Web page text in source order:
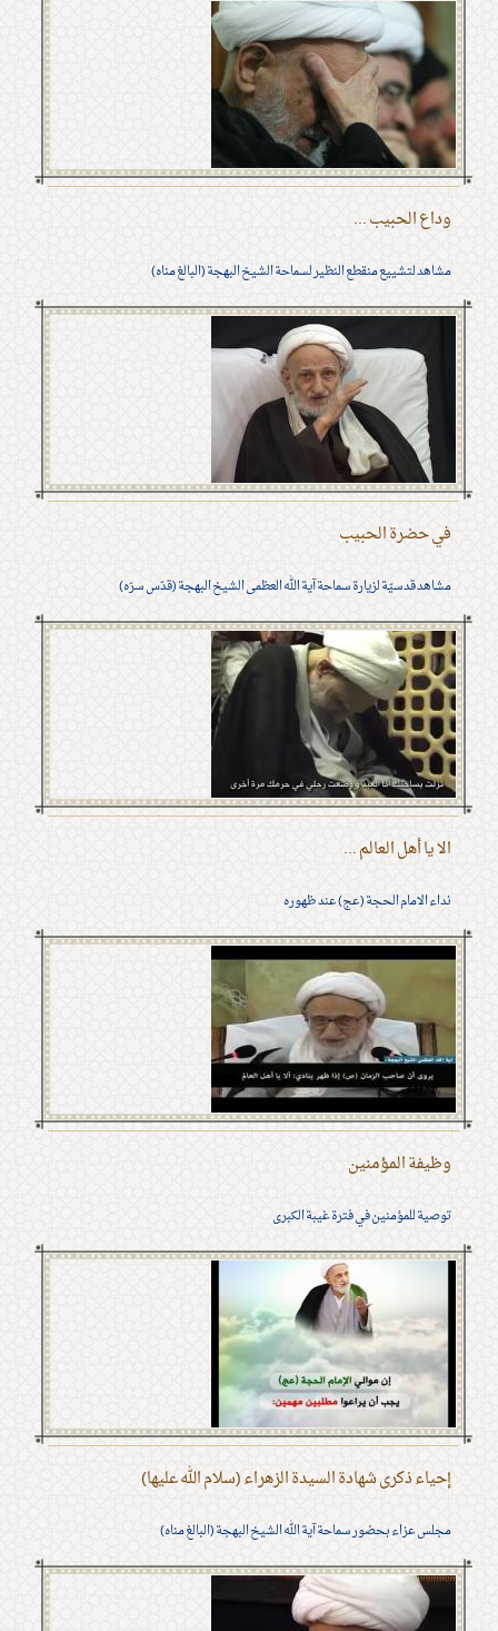
وداع الحبيب ...
مشاهد لتشييع منقطع النظير لسماحة الشيخ البهجة (البالغ مناه)
في حضرة الحبيب
مشاهد قدسيّة لزيارة سماحة آية الله العظمى الشيخ البهجة (قدّس سرّه)
الا يا أهل العالم ...
نداء الامام الحجة (عج) عند ظهوره
وظيفة المؤمنين
توصية للمؤمنين في فترة غيبة الكبرى
إحياء ذكرى شهادة السيدة الزهراء (سلام الله عليها)
مجلس عزاء بحضور سماحة آية الله الشيخ البهجة (البالغ مناه)